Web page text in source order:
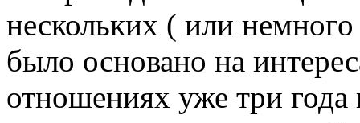
нескольких ( или
было основано на
отношениях уже три года